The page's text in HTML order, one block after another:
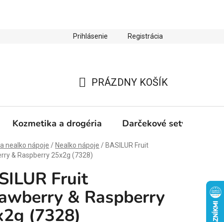
ochrany osobných údajov Zľava 10 % na prvý nákup
Prihlásenie Registrácia
KOŠÍK
PRÁZDNY KOŠÍK
Kozmetika a drogéria Darčekové sety
nealko nápoje / Nealko nápoje / BASILUR Fruit
& Raspberry 25x2g (7328)
Fruit
& Raspberry
(7328)